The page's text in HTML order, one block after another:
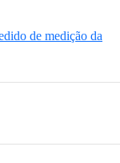
de medição da